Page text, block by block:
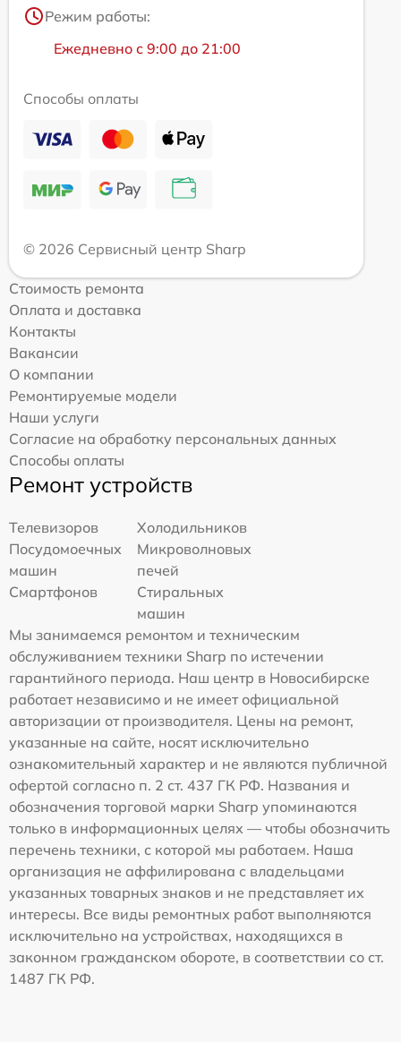
Режим работы:
Ежедневно с 9:00 до 21:00
Способы оплаты
© 2026 Сервисный центр Sharp
Стоимость ремонта
Оплата и доставка
Контакты
Вакансии
О компании
Ремонтируемые модели
Наши услуги
Согласие на обработку персональных данных
Способы оплаты
Ремонт устройств
Телевизоров
Холодильников
Посудомоечных
машин
Микроволновых
печей
Смартфонов
Стиральных
машин
Мы занимаемся ремонтом и техническим
обслуживанием техники Sharp по истечении
гарантийного периода. Наш центр в Новосибирске
работает независимо и не имеет официальной
авторизации от производителя. Цены на ремонт,
указанные на сайте, носят исключительно
ознакомительный характер и не являются публичной
офертой согласно п. 2 ст. 437 ГК РФ. Названия и
обозначения торговой марки Sharp упоминаются
только в информационных целях — чтобы обозначить
перечень техники, с которой мы работаем. Наша
организация не аффилирована с владельцами
указанных товарных знаков и не представляет их
интересы. Все виды ремонтных работ выполняются
исключительно на устройствах, находящихся в
законном гражданском обороте, в соответствии со ст.
1487 ГК РФ.